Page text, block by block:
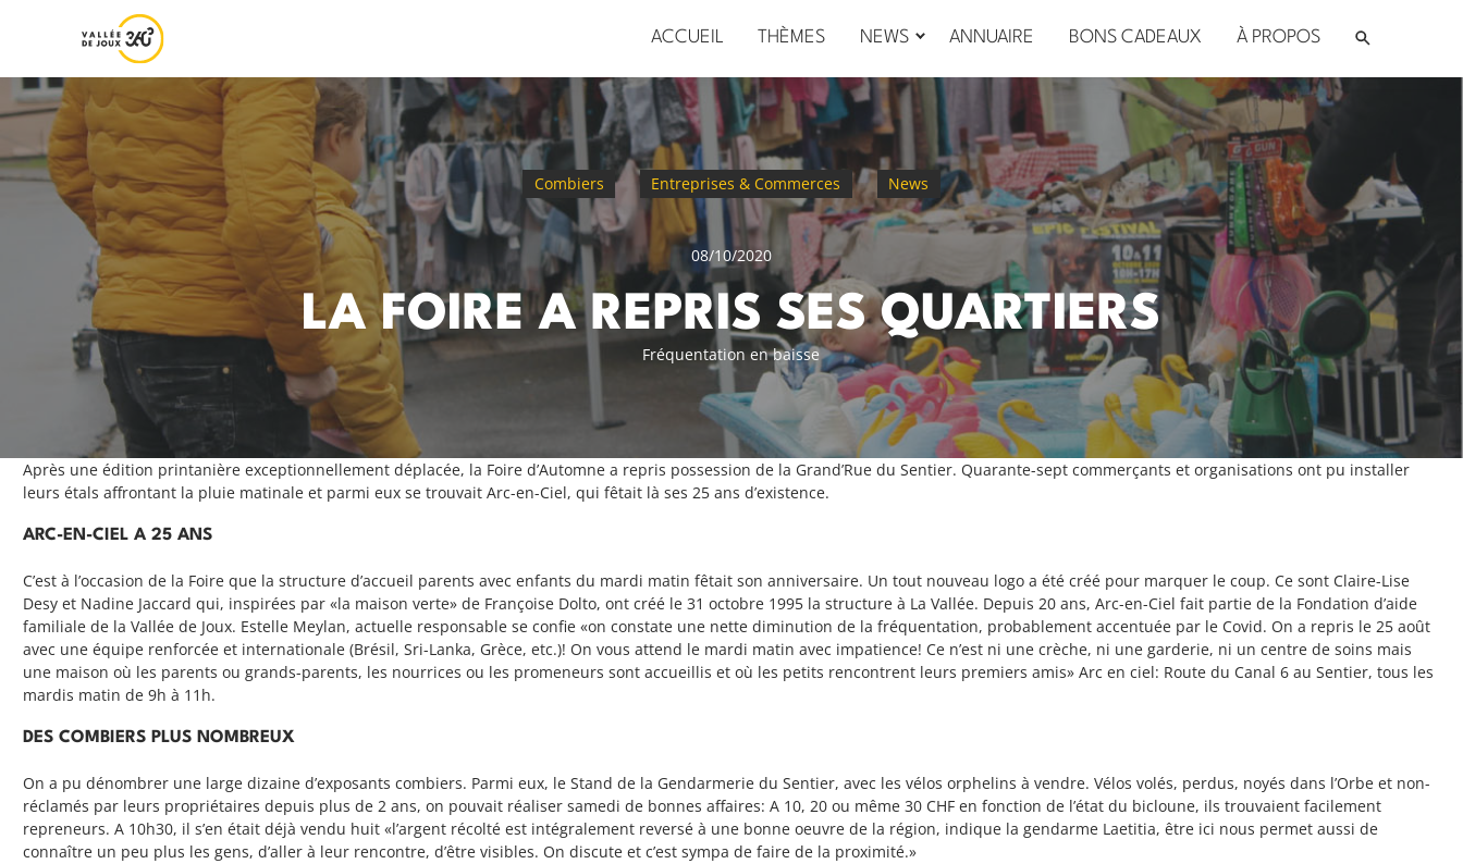
ACCUEIL THÈMES NEWS ANNUAIRE BONS CADEAUX À PROPOS
Combiers Entreprises & Commerces News
08/10/2020
LA FOIRE A REPRIS SES QUARTIERS
Fréquentation en baisse
Après une édition printanière exceptionnellement déplacée, la Foire d’Automne a repris possession de la Grand’Rue du Sentier. Quarante-sept commerçants et organisations ont pu installer
leurs étals affrontant la pluie matinale et parmi eux se trouvait Arc-en-Ciel, qui fêtait là ses 25 ans d’existence.
ARC-EN-CIEL A 25 ANS
C’est à l’occasion de la Foire que la structure d’accueil parents avec enfants du mardi matin fêtait son anniversaire. Un tout nouveau logo a été créé pour marquer le coup. Ce sont Claire-Lise
Desy et Nadine Jaccard qui, inspirées par «la maison verte» de Françoise Dolto, ont créé le 31 octobre 1995 la structure à La Vallée. Depuis 20 ans, Arc-en-Ciel fait partie de la Fondation d’aide
familiale de la Vallée de Joux. Estelle Meylan, actuelle responsable se confie «on constate une nette diminution de la fréquentation, probablement accentuée par le Covid. On a repris le 25 août
avec une équipe renforcée et internationale (Brésil, Sri-Lanka, Grèce, etc.)! On vous attend le mardi matin avec impatience! Ce n’est ni une crèche, ni une garderie, ni un centre de soins mais
une maison où les parents ou grands-parents, les nourrices ou les promeneurs sont accueillis et où les petits rencontrent leurs premiers amis» Arc en ciel: Route du Canal 6 au Sentier, tous les
mardis matin de 9h à 11h.
DES COMBIERS PLUS NOMBREUX
On a pu dénombrer une large dizaine d’exposants combiers. Parmi eux, le Stand de la Gendarmerie du Sentier, avec les vélos orphelins à vendre. Vélos volés, perdus, noyés dans l’Orbe et non-
réclamés par leurs propriétaires depuis plus de 2 ans, on pouvait réaliser samedi de bonnes affaires: A 10, 20 ou même 30 CHF en fonction de l’état du bicloune, ils trouvaient facilement
repreneurs. A 10h30, il s’en était déjà vendu huit «l’argent récolté est intégralement reversé à une bonne oeuvre de la région, indique la gendarme Laetitia, être ici nous permet aussi de
connaître un peu plus les gens, d’aller à leur rencontre, d’être visibles. On discute et c’est sympa de faire de la proximité.»